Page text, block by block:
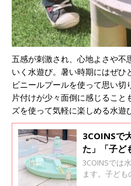
五感が刺激され、心地よさや不
いく水遊び。暑い時期にはぜ
ビニールプールを使って思い
片付けが少々面倒に感じること
ズを使って気軽に楽しめる水遊
3COINSで
た」「子ど
選
3COINSでは
ます。子ど